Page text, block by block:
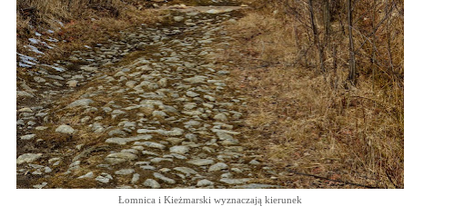
Łomnica i Kieżmarski wyznaczają kierunek